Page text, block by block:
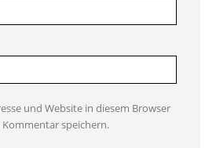
und Website in diesem Browser
speichern.